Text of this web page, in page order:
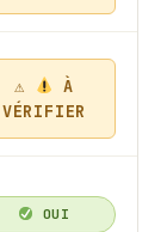
À
VÉRIFIER
OUI